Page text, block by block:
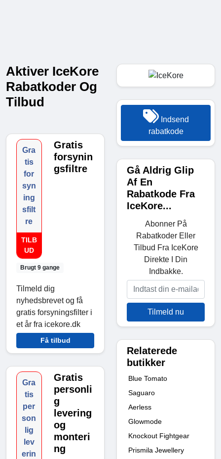
Aktiver IceKore
Rabatkoder Og
Tilbud
Gra
tis
for
syn
ing
sfilt
re
TILB
UD
Brugt 9 gange
Gratis
forsynin
gsfiltre
Tilmeld dig
nyhedsbrevet og få
gratis forsyningsfilter i
et år fra icekore.dk
Få tilbud
Gra
tis
per
son
lig
lev
erin
Gratis
personli
g
levering
og
monteri
ng
Indsend
rabatkode
Gå Aldrig Glip
Af En
Rabatkode Fra
IceKore...
Abonner På
Rabatkoder Eller
Tilbud Fra IceKore
Direkte I Din
Indbakke.
Tilmeld nu
Relaterede
butikker
Blue Tomato
Saguaro
Aerless
Glowmode
Knockout Fightgear
Prismila Jewellery